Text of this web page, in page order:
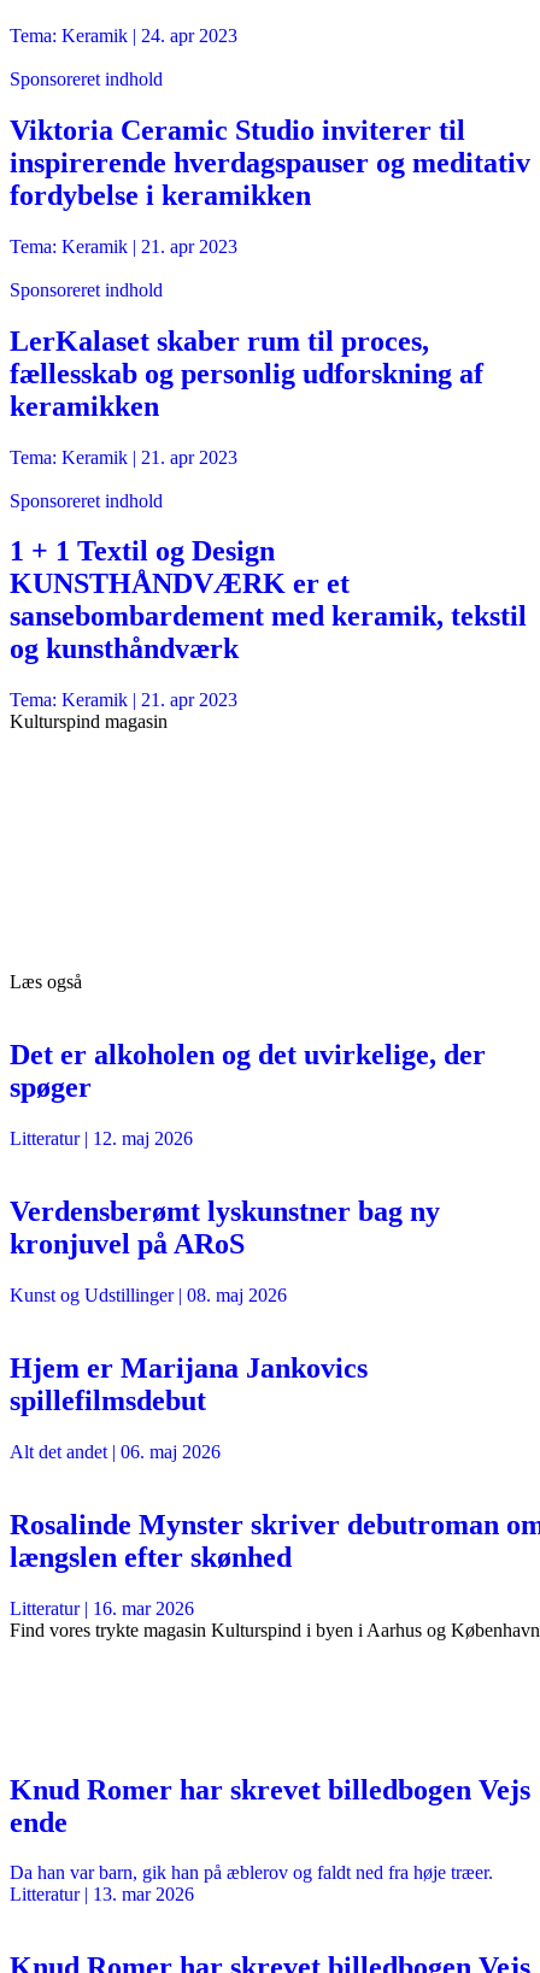
Tema: Keramik | 24. apr 2023
Sponsoreret indhold
Viktoria Ceramic Studio inviterer til
inspirerende hverdagspauser og meditativ
fordybelse i keramikken
Tema: Keramik | 21. apr 2023
Sponsoreret indhold
LerKalaset skaber rum til proces,
fællesskab og personlig udforskning af
keramikken
Tema: Keramik | 21. apr 2023
Sponsoreret indhold
1 + 1 Textil og Design
KUNSTHÅNDVÆRK er et
sansebombardement med keramik, tekstil
og kunsthåndværk
Tema: Keramik | 21. apr 2023
Kulturspind magasin
Læs også
Det er alkoholen og det uvirkelige, der
spøger
Litteratur| 12. maj 2026
Verdensberømt lyskunstner bag ny
kronjuvel på ARoS
Kunst og Udstillinger| 08. maj 2026
Hjem er Marijana Jankovics
spillefilmsdebut
Alt det andet | 06. maj 2026
Rosalinde Mynster skriver debutroman
længslen efter skønhed
Litteratur| 16. mar 2026
Find vores trykte magasin Kulturspind i byen i Aarhus og København
Knud Romer har skrevet billedbogen Vejs
ende
Da han var barn, gik han på æblerov og faldt ned fra høje træer.
Litteratur| 13. mar 2026